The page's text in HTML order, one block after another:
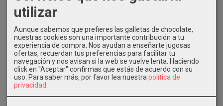
IDIOMA
utilizar
Aunque sabemos que prefieres las galletas de chocolate,
nuestras cookies son una importante contribución a tu
experiencia de compra. Nos ayudan a enseñarte jugosas
ofertas, recuerdan tus preferencias para facilitar tu
navegación y nos avisan si la web se vuelve lenta. Haciendo
click en "Aceptar" confirmas que estás de acuerdo con su
uso. Para saber más, por favor lea nuestra política de
privacidad